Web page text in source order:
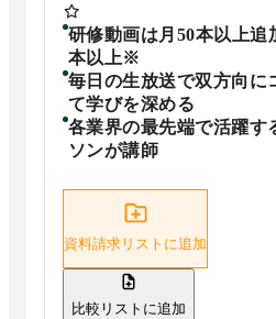
研修動画は月50本以上追
本以上※
毎日の生放送で双方向に
て学びを深める
各業界の最先端で活躍す
ソンが講師
資料請求リストに追加
比較リストに追加